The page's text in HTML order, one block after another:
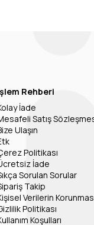
Rehberi
İade
Satış
Ulaşın
Politikası
İade
Sorulan Sorular
Takip
Verilerin
Politikası
Koşulları